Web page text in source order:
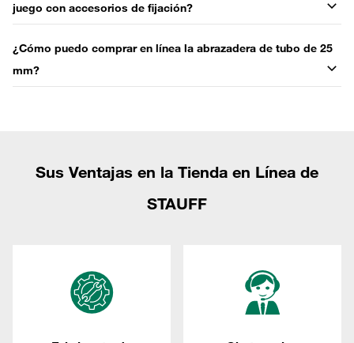
juego con accesorios de fijación?
¿Cómo puedo comprar en línea la abrazadera de tubo de 25
mm?
Sus Ventajas en la Tienda en Línea de
STAUFF